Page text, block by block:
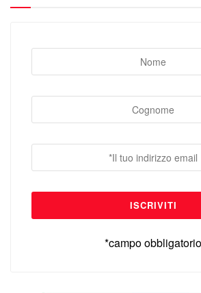
*campo obbligatorio